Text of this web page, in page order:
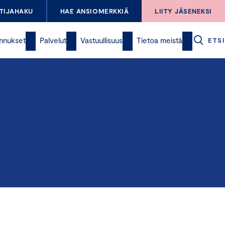
HAE ANSIOMERKKIÄ LIITY JÄSENEKSI
Palvelut Vastuullisuus Tietoa meistä ETSI